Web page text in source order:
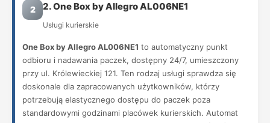
2 2. One Box by Allegro AL006NE1
Usługi kurierskie
One Box by Allegro AL006NE1 to automatyczny punkt
odbioru i nadawania paczek, dostępny 24/7, umieszczony
przy ul. Królewieckiej 121. Ten rodzaj usługi sprawdza się
doskonale dla zapracowanych użytkowników, którzy
potrzebują elastycznego dostępu do paczek poza
standardowymi godzinami placówek kurierskich. Automat